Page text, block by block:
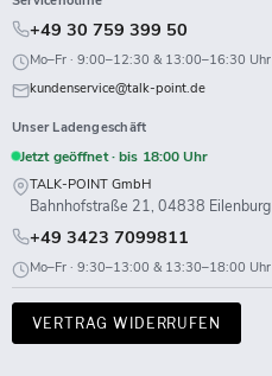
+49 30 759 399 50
Mo–Fr · 9:00–12:30 & 13:00–16:30 Uhr
kundenservice@talk-point.de
Unser Ladengeschäft
Jetzt geöffnet · bis 18:00 Uhr
TALK-POINT GmbH
Bahnhofstraße 21, 04838 Eilenburg
+49 3423 7099811
Mo–Fr · 9:30–13:00 & 13:30–18:00 Uhr
VERTRAG WIDERRUFEN